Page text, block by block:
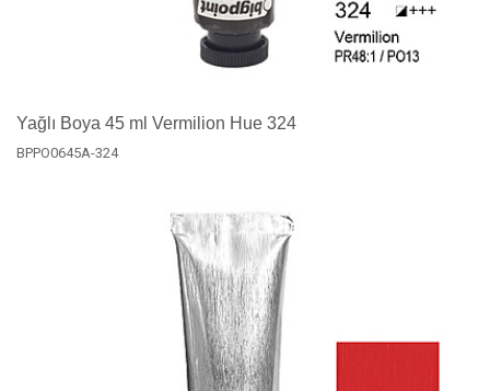
Yağlı Boya 45 ml Vermilion Hue 324
BPPO0645A-324